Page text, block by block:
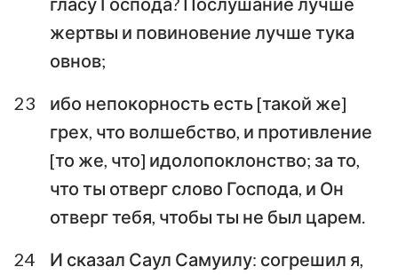
8
9 10 11 12 13
14
15
16 17 18 19 20
21
22
23 24 25 26 27
28
29
30 31
жертвы и повиновение лучше тука
овнов;
23
ибо непокорность есть [такой же]
грех, что волшебство, и противление
[то же, что] идолопоклонство; за то,
что ты отверг слово Господа, и Он
отверг тебя, чтобы ты не был царем.
24
И сказал Саул Самуилу: согрешил я,